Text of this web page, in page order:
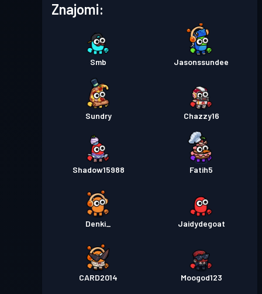
4
Przepustka bojowa
Poziom
6
Przepustka bojowa
Poziom
Przepustka bojowa
Poziom
Znajomi:
Smb Jasonssundee
Sundry Chazzy16
Shadow15988 Fatih5
Denki_ Jaidydegoat
CARD2014 Moogod123